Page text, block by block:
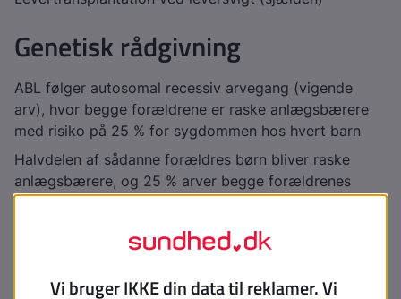
Genetisk rådgivning
ABL følger autosomal recessiv arvegang (vigende
arv), hvor begge forældrene er raske anlægsbærere
med risiko på 25 % for sygdommen hos hvert barn
Halvdelen af sådanne forældres børn bliver raske
anlægsbærere, og 25 % arver begge forældrenes
raske anlæg
Det er vigtigt at undersøge søskende til patienter med
ABL, da deres risiko for at fejle det samme er 25 %
Prænatal diagnostik eller ægsortering